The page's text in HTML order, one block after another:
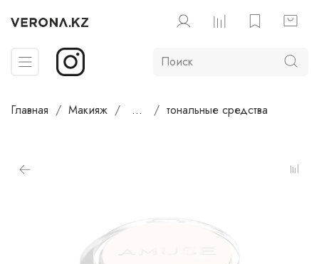
Главная Макияж ... тональные средства